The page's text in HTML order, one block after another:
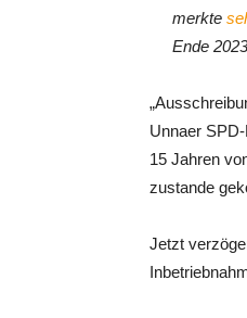
merkte
Ende
Unnaer
15 Jahren
zustande
Jetzt